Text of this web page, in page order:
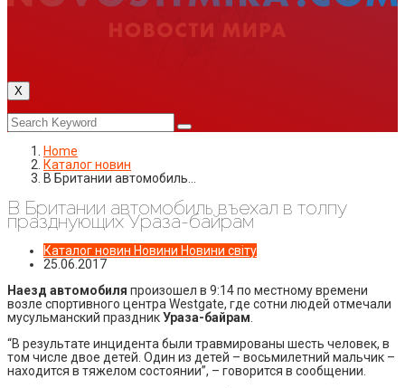
X
Home
Каталог новин
В Британии автомобиль…
В Британии автомобиль въехал в толпу
празднующих Ураза-байрам
Каталог новин Новини Новини світу
25.06.2017
Наезд автомобиля произошел в 9:14 по местному времени
возле спортивного центра Westgate, где сотни людей отмечали
мусульманский праздникУраза-байрам
“В результате инцидента были травмированы шесть человек, в
том числе двое детей. Один из детей – восьмилетний мальчик –
находится в тяжелом состоянии”, – говорится в сообщении.